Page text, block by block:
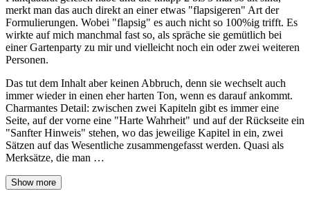
merkt man das auch direkt an einer etwas "flapsigeren" Art der
Formulierungen. Wobei "flapsig" es auch nicht so 100%ig trifft. Es
wirkte auf mich manchmal fast so, als spräche sie gemütlich bei
einer Gartenparty zu mir und vielleicht noch ein oder zwei weiteren
Personen.
Das tut dem Inhalt aber keinen Abbruch, denn sie wechselt auch
immer wieder in einen eher harten Ton, wenn es darauf ankommt.
Charmantes Detail: zwischen zwei Kapiteln gibt es immer eine
Seite, auf der vorne eine "Harte Wahrheit" und auf der Rückseite ein
"Sanfter Hinweis" stehen, wo das jeweilige Kapitel in ein, zwei
Sätzen auf das Wesentliche zusammengefasst werden. Quasi als
Merksätze, die man …
Show more